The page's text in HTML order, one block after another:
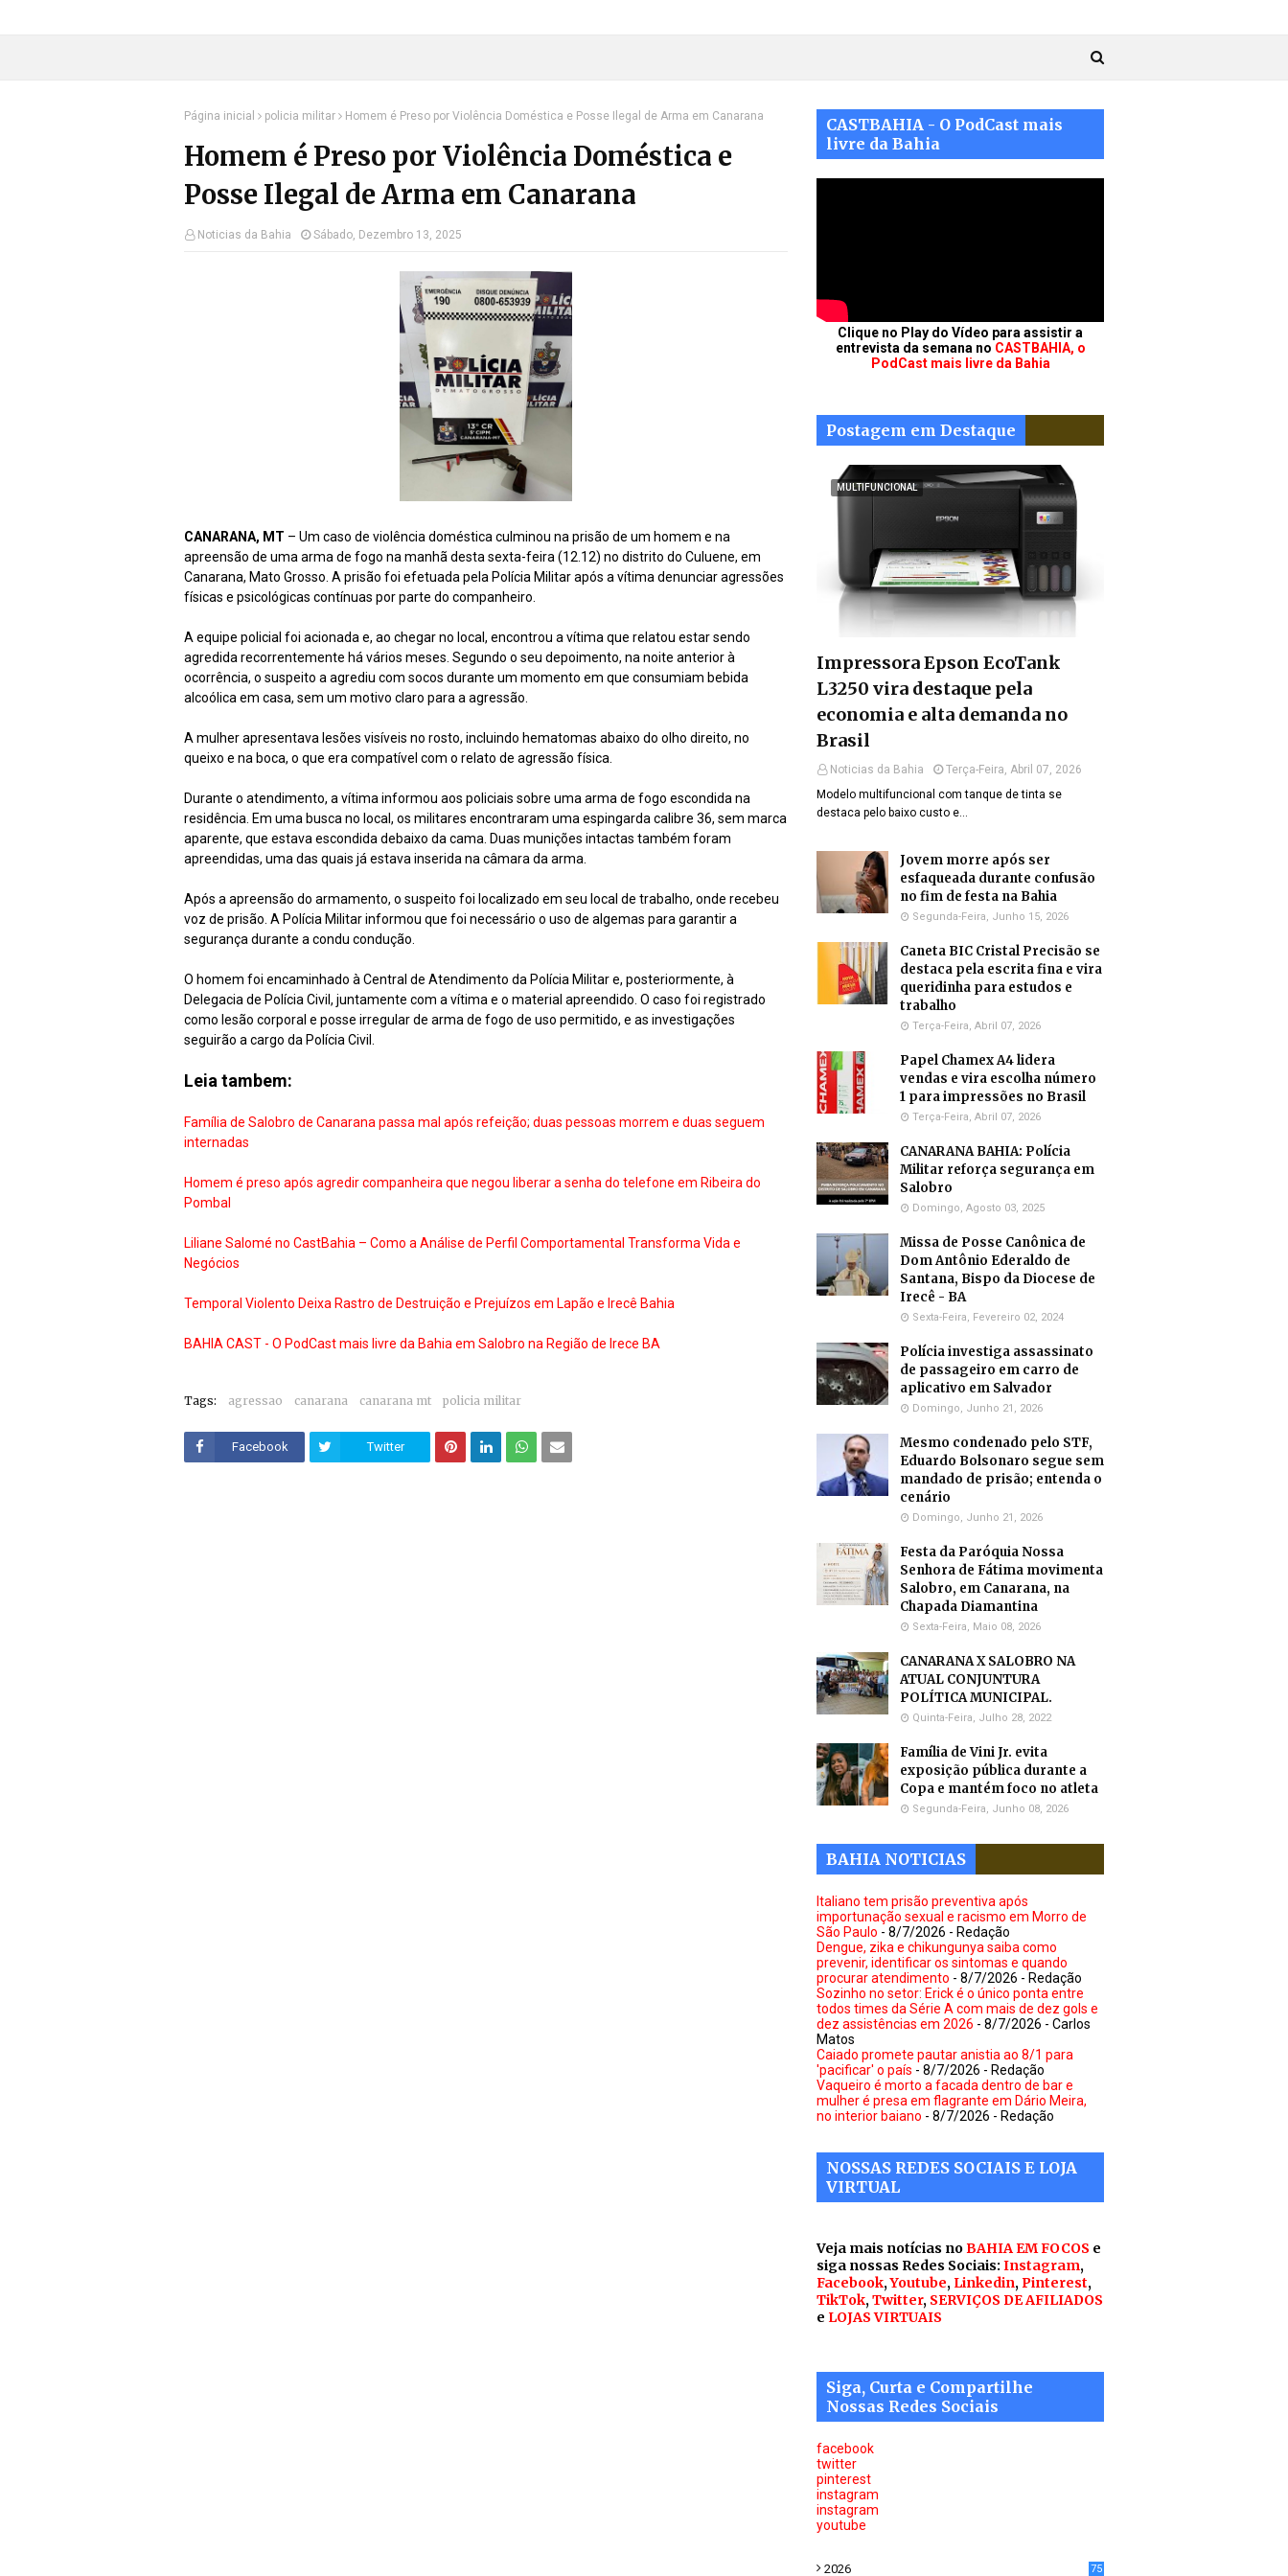
Página inicial policia militar Homem é Preso por Violência Doméstica e Posse Ilegal de Arma em Canarana
Homem é Preso por Violência Doméstica e
Posse Ilegal de Arma em Canarana
Noticias da Bahia Sábado, Dezembro 13, 2025
CANARANA, MT – Um caso de violência doméstica culminou na prisão de um homem e na
apreensão de uma arma de fogo na manhã desta sexta-feira (12.12) no distrito do Culuene, em
Canarana, Mato Grosso. A prisão foi efetuada pela Polícia Militar após a vítima denunciar agressões
físicas e psicológicas contínuas por parte do companheiro.
A equipe policial foi acionada e, ao chegar no local, encontrou a vítima que relatou estar sendo
agredida recorrentemente há vários meses. Segundo o seu depoimento, na noite anterior à
ocorrência, o suspeito a agrediu com socos durante um momento em que consumiam bebida
alcoólica em casa, sem um motivo claro para a agressão.
A mulher apresentava lesões visíveis no rosto, incluindo hematomas abaixo do olho direito, no
queixo e na boca, o que era compatível com o relato de agressão física.
Durante o atendimento, a vítima informou aos policiais sobre uma arma de fogo escondida na
residência. Em uma busca no local, os militares encontraram uma espingarda calibre 36, sem marca
aparente, que estava escondida debaixo da cama. Duas munições intactas também foram
apreendidas, uma das quais já estava inserida na câmara da arma.
Após a apreensão do armamento, o suspeito foi localizado em seu local de trabalho, onde recebeu
voz de prisão. A Polícia Militar informou que foi necessário o uso de algemas para garantir a
segurança durante a condu condução.
O homem foi encaminhado à Central de Atendimento da Polícia Militar e, posteriormente, à
Delegacia de Polícia Civil, juntamente com a vítima e o material apreendido. O caso foi registrado
como lesão corporal e posse irregular de arma de fogo de uso permitido, e as investigações
seguirão a cargo da Polícia Civil.
Leia tambem:
Família de Salobro de Canarana passa mal após refeição; duas pessoas morrem e duas seguem
internadas
Homem é preso após agredir companheira que negou liberar a senha do telefone em Ribeira do
Pombal
Liliane Salomé no CastBahia – Como a Análise de Perfil Comportamental Transforma Vida e
Negócios
Temporal Violento Deixa Rastro de Destruição e Prejuízos em Lapão e Irecê Bahia
BAHIA CAST - O PodCast mais livre da Bahia em Salobro na Região de Irece BA
Tags: agressao canarana canarana mt policia militar
Facebook Twitter
CASTBAHIA - O PodCast mais
livre da Bahia
Clique no Play do Vídeo para assistir a
entrevista da semana no CASTBAHIA, o
PodCast mais livre da Bahia
Postagem em Destaque
MULTIFUNCIONAL
Impressora Epson EcoTank
L3250 vira destaque pela
economia e alta demanda no
Brasil
Noticias da Bahia
Terça-Feira, Abril 07, 2026
Modelo multifuncional com tanque de tinta se
destaca pelo baixo custo e…
Jovem morre após ser
esfaqueada durante confusão
no fim de festa na Bahia
Segunda-Feira, Junho 15, 2026
Caneta BIC Cristal Precisão se
destaca pela escrita fina e vira
queridinha para estudos e
trabalho
Terça-Feira, Abril 07, 2026
Papel Chamex A4 lidera
vendas e vira escolha número
1 para impressões no Brasil
Terça-Feira, Abril 07, 2026
CANARANA BAHIA: Polícia
Militar reforça segurança em
Salobro
Domingo, Agosto 03, 2025
Missa de Posse Canônica de
Dom Antônio Ederaldo de
Santana, Bispo da Diocese de
Irecê - BA
Sexta-Feira, Fevereiro 02, 2024
Polícia investiga assassinato
de passageiro em carro de
aplicativo em Salvador
Domingo, Junho 21, 2026
Mesmo condenado pelo STF,
Eduardo Bolsonaro segue sem
mandado de prisão; entenda o
cenário
Domingo, Junho 21, 2026
Festa da Paróquia Nossa
Senhora de Fátima movimenta
Salobro, em Canarana, na
Chapada Diamantina
Sexta-Feira, Maio 08, 2026
CANARANA X SALOBRO NA
ATUAL CONJUNTURA
POLÍTICA MUNICIPAL.
Quinta-Feira, Julho 28, 2022
Família de Vini Jr. evita
exposição pública durante a
Copa e mantém foco no atleta
Segunda-Feira, Junho 08, 2026
BAHIA NOTICIAS
Italiano tem prisão preventiva após
importunação sexual e racismo em Morro de
São Paulo - 8/7/2026 - Redação
Dengue, zika e chikungunya saiba como
prevenir, identificar os sintomas e quando
procurar atendimento - 8/7/2026 - Redação
Sozinho no setor: Erick é o único ponta entre
todos times da Série A com mais de dez gols e
dez assistências em 2026 - 8/7/2026 - Carlos
Matos
Caiado promete pautar anistia ao 8/1 para
'pacificar' o país - 8/7/2026 - Redação
Vaqueiro é morto a facada dentro de bar e
mulher é presa em flagrante em Dário Meira,
no interior baiano - 8/7/2026 - Redação
NOSSAS REDES SOCIAIS E LOJA
VIRTUAL
Veja mais notícias noBAHIA EM FOCOS e
siga nossas Redes Sociais: Instagram,
Facebook,Youtube, Linkedin,Pinterest,
TikTok,Twitter, SERVIÇOS DE AFILIADOS
e LOJAS VIRTUAIS
Siga, Curta e Compartilhe
Nossas Redes Sociais
facebook
twitter
pinterest
instagram
instagram
youtube
2026 75